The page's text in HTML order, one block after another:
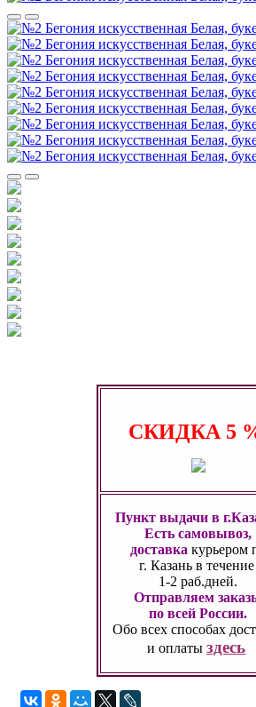
СКИДКА 5
Пункт выдачи в
Есть самовывоз,
доставка курьером
г. Казань в течение
1-2 раб.дней.
Отправляем
по всей России.
Обо всех способах
и оплатыздесь